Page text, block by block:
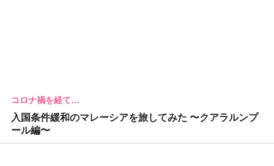
コロナ禍を経て…
入国条件緩和のマレーシアを旅してみた 〜クアラルンプ
ール編〜